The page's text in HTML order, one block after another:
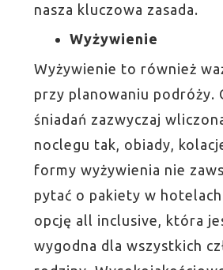
nasza kluczowa zasada.
Wyżywienie
Wyżywienie to również
przy planowaniu podróży.
śniadań zazwyczaj
noclegu tak, obiady,
formy wyżywienia nie
pytać o pakiety w
opcję all inclusive, która
wygodna dla wszystkich